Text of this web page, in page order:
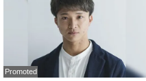
Promoted